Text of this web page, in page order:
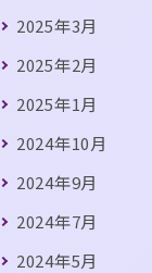
2025年3月
2025年2月
2025年1月
2024年10月
2024年9月
2024年7月
2024年5月